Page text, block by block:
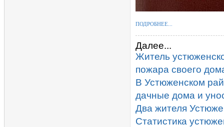
ПОДРОБНЕЕ...
Далее...
Житель
пожара своего
В Устюженском
дачные дома и
Два жителя
Статистика